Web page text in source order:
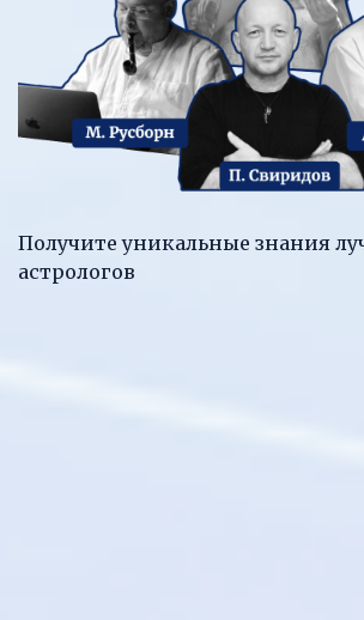
Получите уникальные знания
астрологов